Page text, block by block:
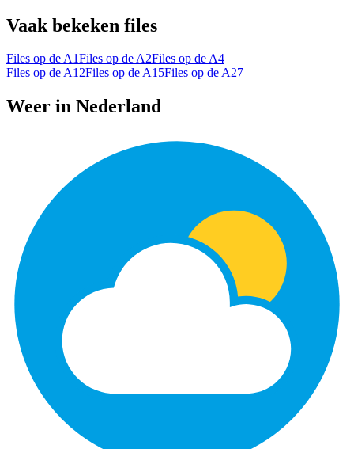
Vaak bekeken files
Files op de A1Files op de A2Files op de A4
Files op de A12Files op de A15Files op de A27
Weer in Nederland